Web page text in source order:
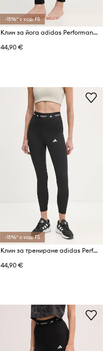
-15%* с код: FS
Клин за йога adidas Performance All Me
44,90 €
-15%* с код: FS
Клин за трениране adidas Performance Techfit
44,90 €